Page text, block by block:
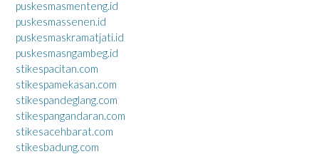
puskesmasmenteng.id
puskesmassenen.id
puskesmaskramatjati.id
puskesmasngambeg.id
stikespacitan.com
stikespamekasan.com
stikespandeglang.com
stikespangandaran.com
stikesacehbarat.com
stikesbadung.com